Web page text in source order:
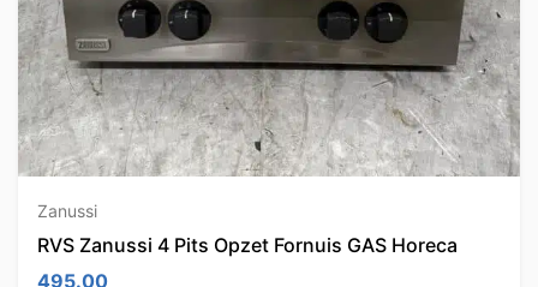
Zanussi
RVS Zanussi 4 Pits Opzet Fornuis GAS Horeca
495.00